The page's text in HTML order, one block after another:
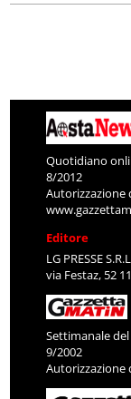
Quotidiano
8/2012
Autorizzazione
Editore
LG PRESSE
via Festaz, 52
Settimanale
9/2002
Autorizzazione